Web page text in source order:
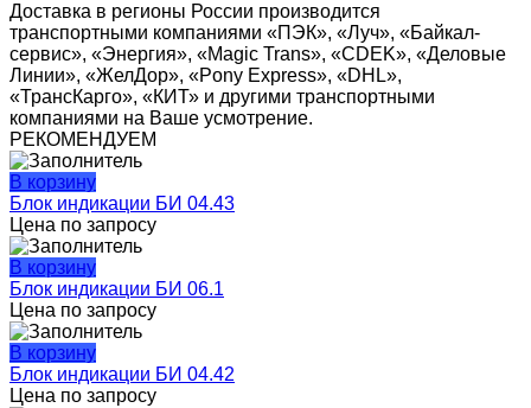
Доставка в регионы России производится
транспортными компаниями «ПЭК», «Луч», «Байкал-
сервис», «Энергия», «Magic Trans», «CDEK», «Деловые
Линии», «ЖелДор», «Pony Express», «DHL»,
«ТрансКарго», «КИТ» и другими транспортными
компаниями на Ваше усмотрение.
РЕКОМЕНДУЕМ
В корзину
Блок индикации БИ 04.43
Цена по запросу
В корзину
Блок индикации БИ 06.1
Цена по запросу
В корзину
Блок индикации БИ 04.42
Цена по запросу